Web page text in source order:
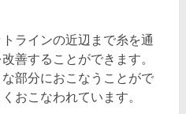
ラインの近辺まで糸を通
善することができます。
部分におこなうことがで
おこなわれています。